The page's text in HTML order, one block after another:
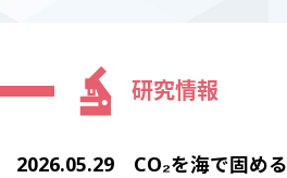
研究情報
2026.05.29 CO₂を海で固める